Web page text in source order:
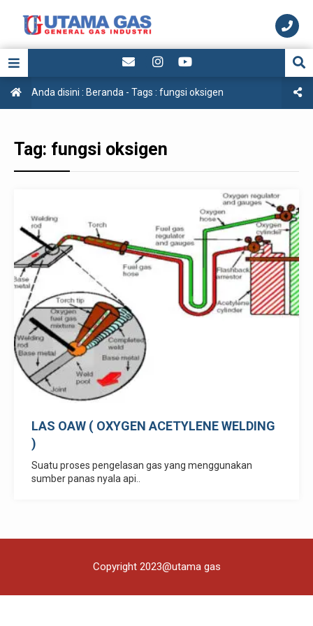
Anda disini : Beranda - Tags : fungsi oksigen
Tag: fungsi oksigen
LAS OAW ( OXYGEN ACETYLENE WELDING
)
Suatu proses pengelasan gas yang menggunakan
sumber panas nyala api..
Copyright 2023@utama gas